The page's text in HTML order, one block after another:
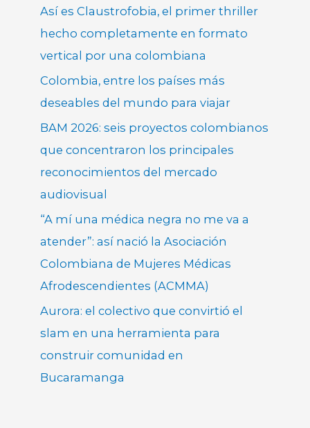
Así es Claustrofobia, el primer thriller
hecho completamente en formato
vertical por una colombiana
Colombia, entre los países más
deseables del mundo para viajar
BAM 2026: seis proyectos colombianos
que concentraron los principales
reconocimientos del mercado
audiovisual
“A mí una médica negra no me va a
atender”: así nació la Asociación
Colombiana de Mujeres Médicas
Afrodescendientes (ACMMA)
Aurora: el colectivo que convirtió el
slam en una herramienta para
construir comunidad en
Bucaramanga